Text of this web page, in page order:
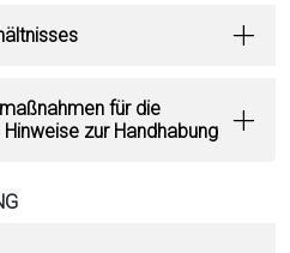
für die
zur Handhabung